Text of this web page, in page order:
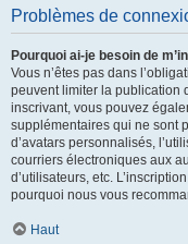
Problèmes de
Pourquoi ai-je besoin de
Vous n’êtes pas dans
peuvent limiter la publication
inscrivant, vous pouvez
supplémentaires qui ne sont
d’avatars personnalisés,
courriers électroniques aux
d’utilisateurs, etc.
pourquoi nous vous
Haut